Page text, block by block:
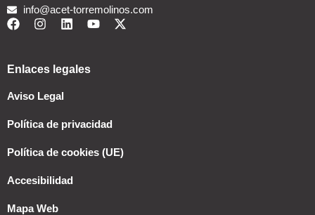
info@acet-torremolinos.com
Enlaces legales
Aviso Legal
Política de privacidad
Política de cookies (UE)
Accesibilidad
Mapa Web